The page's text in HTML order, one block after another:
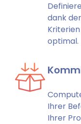
dank
optimal.
Ihrer
Ihrer